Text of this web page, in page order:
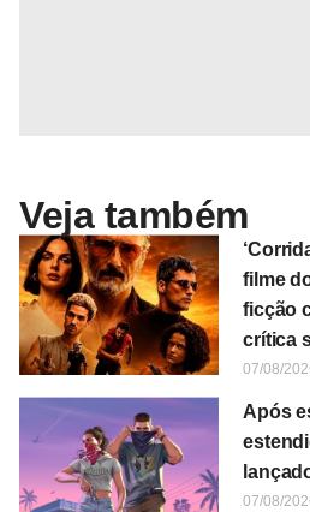
Veja também
filme
ficção
crítica
07/08/
Após
07/08/